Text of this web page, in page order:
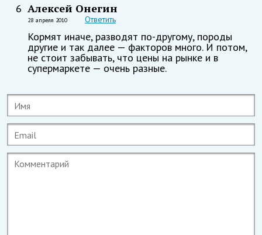
6 Алексей Онегин
28 апреля 2010 Ответить
Кормят иначе, разводят по-другому, породы
другие и так далее — факторов много. И потом,
не стоит забывать, что цены на рынке и в
супермаркете — очень разные.